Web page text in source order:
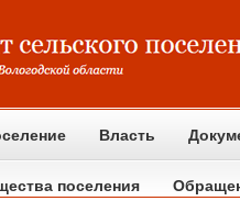
Власть
поселения